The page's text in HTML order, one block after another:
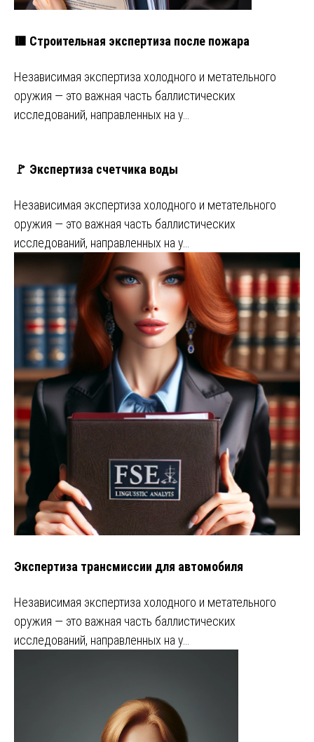
🟥 Строительная экспертиза после пожара
Независимая экспертиза холодного и метательного
оружия — это важная часть баллистических
исследований, направленных на у…
🚩 Экспертиза счетчика воды
Независимая экспертиза холодного и метательного
оружия — это важная часть баллистических
исследований, направленных на у…
Экспертиза трансмиссии для автомобиля
Независимая экспертиза холодного и метательного
оружия — это важная часть баллистических
исследований, направленных на у…